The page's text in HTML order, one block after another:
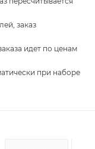
заказ
идет по ценам
при наборе